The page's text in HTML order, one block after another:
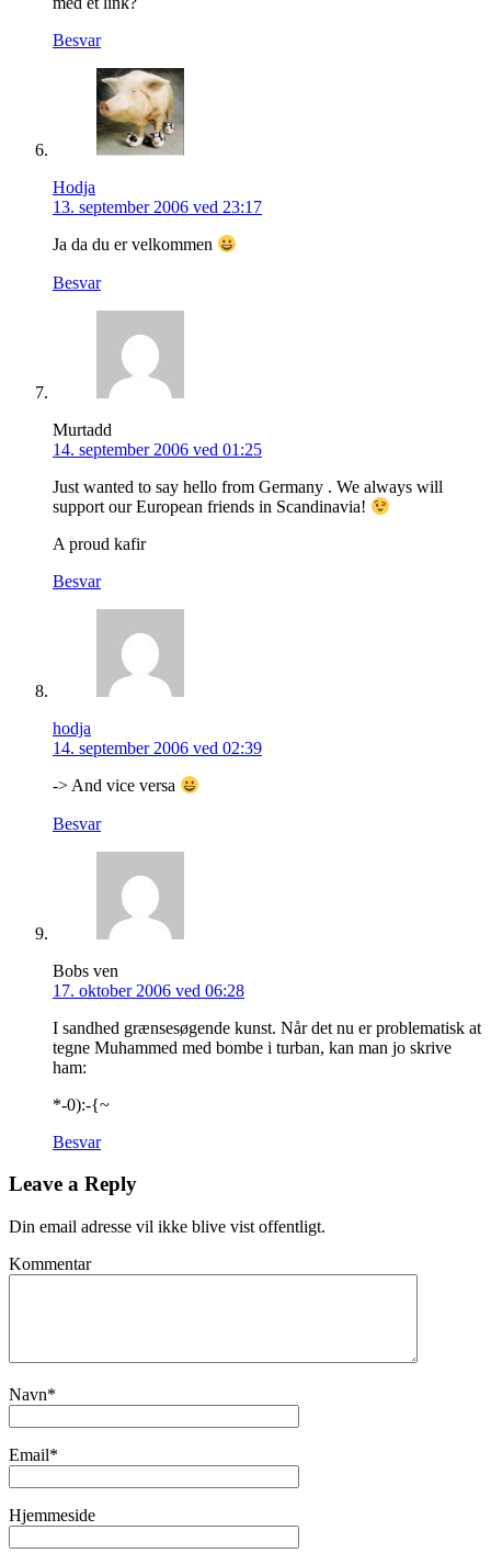
Besvar
Hodja
13. september 2006 ved 23:17
Ja da du er velkommen
Besvar
Murtadd
14. september 2006 ved 01:25
Just wanted to say hello from Germany . We always will
support our European friends in Scandinavia!
A proud kafir
Besvar
hodja
14. september 2006 ved 02:39
-> And vice versa
Besvar
Bobs ven
17. oktober 2006 ved 06:28
I sandhed grænsesøgende kunst. Når det nu er problematisk at
tegne Muhammed med bombe i turban, kan man jo skrive
ham:
*-0):-{~
Besvar
Leave a Reply
Din email adresse vil ikke blive vist offentligt.
Kommentar
Navn*
Email*
Hjemmeside